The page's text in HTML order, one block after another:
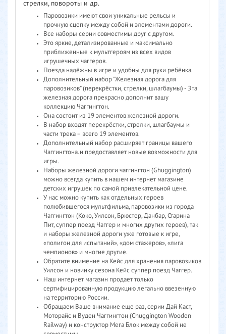
стрелки, повороты и др.
Паровозики имеют свои уникальные рельсы и
прочную сцепку между собой и элементами дороги.
Все наборы серии совместимы друг с другом.
Это яркие, детализированные и максимально
приближенные к мультгероям из всех видов
игрушечных чаггеров.
Поезда надёжны в игре и удобны для руки ребёнка.
Дополнительный набор "Железная дорога для
паровозиков" (перекрёстки, стрелки, шлагбаумы) - Эта
железная дорога прекрасно дополнит вашу
коллекцию Чаггингтон.
Она состоит из 19 элементов железной дороги.
В набор входят перекрёстки, стрелки, шлагбаумы и
части трека – всего 19 элементов.
Дополнительный набор расширяет границы вашего
Чаггингтона.и предоставляет новые возможности для
игры.
Наборы железной дороги чаггингтон (Ghuggington)
можно всегда купить в нашем интернет магазине
детских игрушек по самой привлекательной цене.
У нас можно купить как отдельных героев
полюбившегося мультфильма, паровозики из города
Чаггингтон (Коко, Уилсон, Брюстер, Данбар, Старина
Пит, суппер поезд Чаггер и многих других героев), так
и наборы железной дороги уже готовые к игре,
«полигон для испытаний», «дом стажеров», «лига
чемпионов» и многие другие.
Обратите внимение на Кейс для хранения паровозиков
Уилсон и новинку сезона Кейс суппер поезд Чаггер.
Наш интернет магазин продает только
сертифицированную продукцию легально ввезенную
на территорию России.
Обращаем Ваше внимание еще раз, серии Дай Каст,
Моторайс и Вуден Чаггингтон (Chuggington Wooden
Railway) и конструктор Мега Блок между собой не